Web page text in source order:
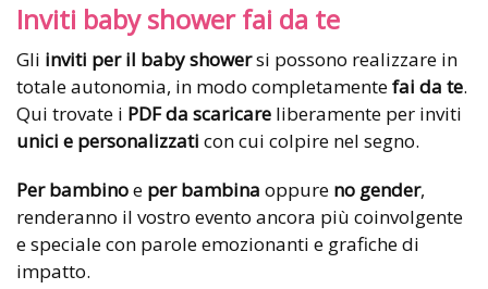
Inviti baby shower fai da te
Gli inviti per il baby showersi possono realizzare in
totale autonomia, in modo completamentefai da te.
Qui trovate i PDF da scaricare liberamente per inviti
unici e personalizzati con cui colpire nel segno.
Per bambinoe per bambina oppure no gender,
renderanno il vostro evento ancora più coinvolgente
e speciale con parole emozionanti e grafiche di
impatto.